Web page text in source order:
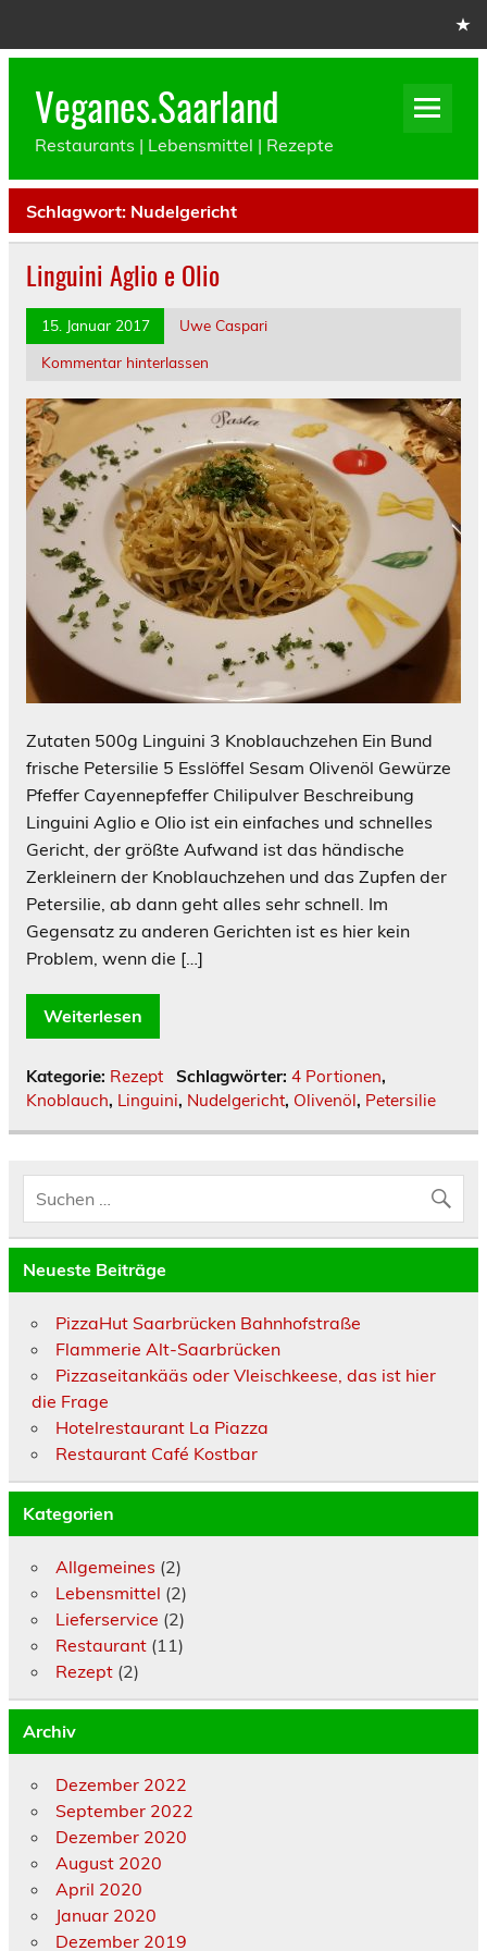
Veganes.Saarland
Restaurants | Lebensmittel | Rezepte
Schlagwort: Nudelgericht
Linguini Aglio e Olio
15. Januar 2017
Uwe Caspari
Kommentar hinterlassen
Zutaten 500g Linguini 3 Knoblauchzehen Ein Bund
frische Petersilie 5 Esslöffel Sesam Olivenöl Gewürze
Pfeffer Cayennepfeffer Chilipulver Beschreibung
Linguini Aglio e Olio ist ein einfaches und schnelles
Gericht, der größte Aufwand ist das händische
Zerkleinern der Knoblauchzehen und das Zupfen der
Petersilie, ab dann geht alles sehr schnell. Im
Gegensatz zu anderen Gerichten ist es hier kein
Problem, wenn die […]
Weiterlesen
Kategorie: Rezept Schlagwörter: 4 Portionen,
Knoblauch, Linguini, Nudelgericht, Olivenöl, Petersilie
Neueste Beiträge
PizzaHut Saarbrücken Bahnhofstraße
Flammerie Alt-Saarbrücken
Pizzaseitankääs oder Vleischkeese, das ist hier
die Frage
Hotelrestaurant La Piazza
Restaurant Café Kostbar
Kategorien
Allgemeines (2)
Lebensmittel (2)
Lieferservice (2)
Restaurant(11)
Rezept(2)
Archiv
Dezember 2022
September 2022
Dezember 2020
August 2020
April 2020
Januar 2020
Dezember 2019